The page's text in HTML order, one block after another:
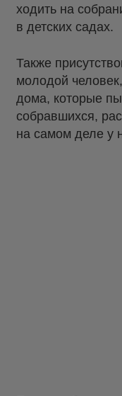
ходить на
в детских садах.
Также
молодой
дома, которые
собравшихся,
на самом деле у